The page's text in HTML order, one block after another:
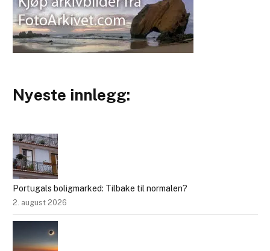
Nyeste innlegg:
Portugals boligmarked: Tilbake til normalen?
2. august 2026